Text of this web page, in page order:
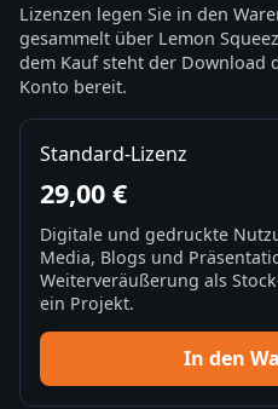
Lizenzen legen Sie in den
gesammelt über Lemon
dem Kauf steht der Download
Konto bereit.
Standard-Lizenz
29,00 €
Digitale und gedruckte
Media, Blogs und
Weiterveräußerung als
ein Projekt.
In den